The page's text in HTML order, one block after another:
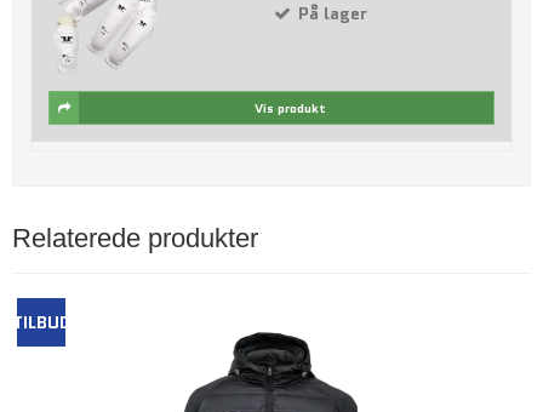
På lager
Vis produkt
Relaterede produkter
TILBUD